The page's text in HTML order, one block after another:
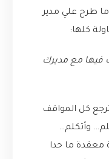
طرح علي مدير
كلها:
فيها مع مديرك
كل المواقف
وأتكلم…
معقدة ما حدا